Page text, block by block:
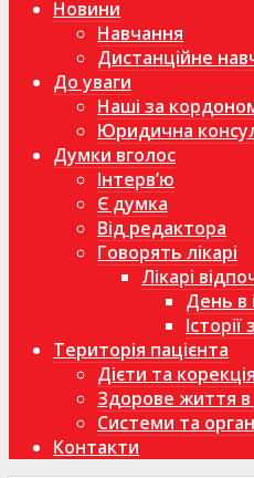
Новини
Навчання
Дистанційне
До уваги
Наші за
Юридична
Думки вголос
Інтерв’ю
Є думка
Від редактора
Говорять лікарі
Лікарі
День в
Територія пацієнта
Дієти та
Здорове життя в
Системи та
Контакти